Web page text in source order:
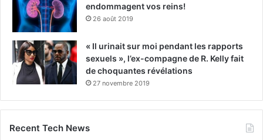
endommagent vos reins!
26 août 2019
« Il urinait sur moi pendant les rapports
sexuels », l’ex-compagne de R. Kelly fait
de choquantes révélations
27 novembre 2019
Recent Tech News